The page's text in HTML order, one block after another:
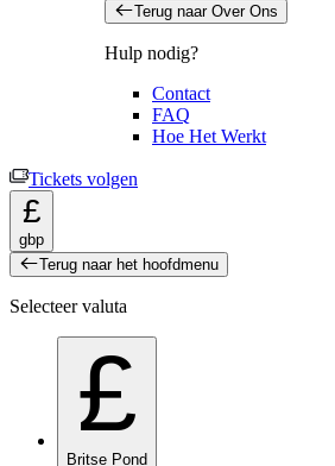
Terug naar Over Ons
Hulp nodig?
Contact
FAQ
Hoe Het Werkt
Tickets volgen
£
gbp
Terug naar het hoofdmenu
Selecteer valuta
£
Britse Pond